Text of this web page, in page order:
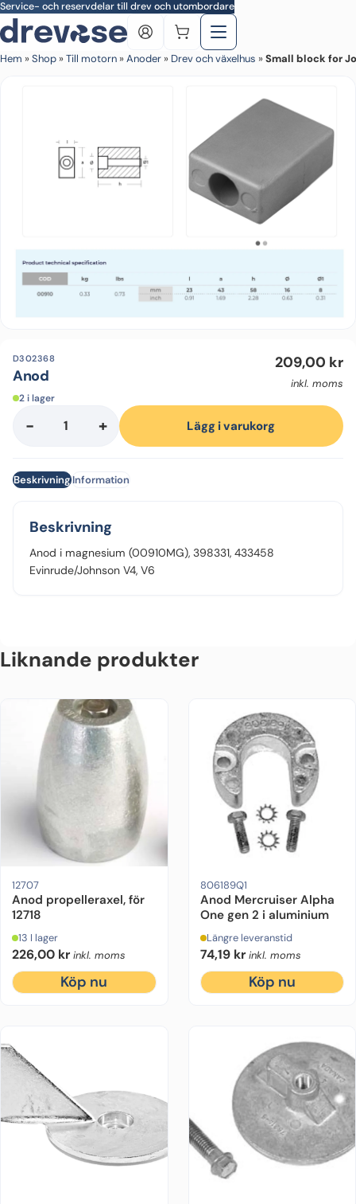
Skip to main content
Service- och reservdelar till drev och utombordare
Hem »Shop »Till motorn »Anoder » Drev och växelhus »Small block for
D302368
Anod
209,00 kr
inkl. moms
2 i lager
-
Anod
+ Lägg i varukorg
BeskrivningInformation
Beskrivning
Anod i magnesium (00910MG), 398331, 433458
Evinrude/Johnson V4, V6
Liknande produkter
12707
Anod propelleraxel, för
12718
13 I lager
226,00 kr inkl. moms
Köp nu
806189Q1
Anod Mercruiser Alpha
One gen 2 i aluminium
Längre leveranstid
74,19 kr inkl. moms
Köp nu